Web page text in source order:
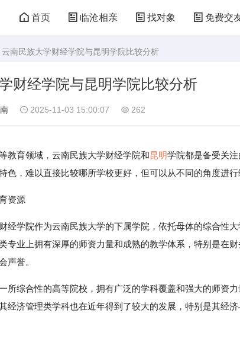
首页 临沧相亲 找对象 免费交
云南民族大学财经学院与昆明学院比较分析
财经学院与昆明学院比较分析
2025-11-03 15:00:07 262
教育领域，云南民族大学财经学院和昆明学院都是备受关
色，难以直接比较哪所学校更好，但可以从不同的角度进行
资源
经学院作为云南民族大学的下属学院，依托母体的综合性
专业上拥有深厚的师资力量和成熟的教学体系，特别是在
声誉。
所综合性的高等院校，拥有广泛的学科覆盖和强大的师资
经济管理类学科也在近年得到了较大的发展，特别是其经